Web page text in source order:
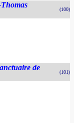
(100)
de
(101)